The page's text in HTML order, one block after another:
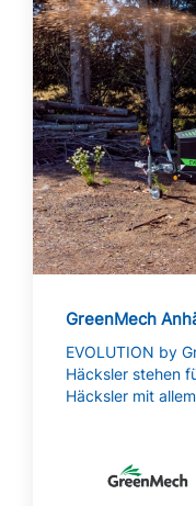
GreenMech
EVOLUTION by
Häcksler stehen
Häcksler mit